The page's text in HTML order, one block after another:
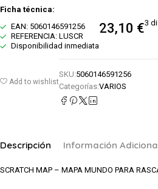
Ficha técnica:
EAN: 5060146591256
REFERENCIA: LUSCR
Disponibilidad inmediata
23,10 €3
Add to wishlist
SKU:5060146591256
Categorías:VARIOS
Descripción Información
SCRATCH MAP – MAPA MUNDO PARA